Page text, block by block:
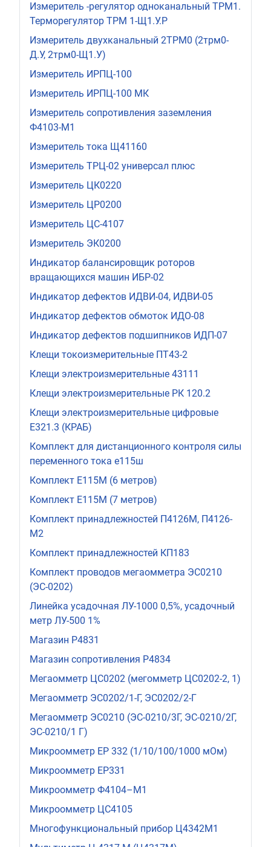
Измеритель -регулятор одноканальный ТРМ1.
Терморегулятор ТРМ 1-Щ1.У.Р
Измеритель двухканальный 2ТРМ0 (2трм0-
Д.У, 2трм0-Щ1.У)
Измеритель ИРПЦ-100
Измеритель ИРПЦ-100 МК
Измеритель сопротивления заземления
Ф4103-М1
Измеритель тока Щ41160
Измеритель ТРЦ-02 универсал плюс
Измеритель ЦК0220
Измеритель ЦР0200
Измеритель ЦС-4107
Измеритель ЭК0200
Индикатор балансировщик роторов
вращающихся машин ИБР-02
Индикатор дефектов ИДВИ-04, ИДВИ-05
Индикатор дефектов обмоток ИДО-08
Индикатор дефектов подшипников ИДП-07
Клещи токоизмерительные ПТ43-2
Клещи электроизмерительные 43111
Клещи электроизмерительные РК 120.2
Клещи электроизмерительные цифровые
Е321.3 (КРАБ)
Комплект для дистанционного контроля силы
переменного тока е115ш
Комплект Е115М (6 метров)
Комплект Е115М (7 метров)
Комплект принадлежностей П4126М, П4126-
М2
Комплект принадлежностей КП183
Комплект проводов мегаомметра ЭС0210
(ЭС-0202)
Линейка усадочная ЛУ-1000 0,5%, усадочный
метр ЛУ-500 1%
Магазин Р4831
Магазин сопротивления Р4834
Мегаомметр ЦС0202 (мегомметр ЦС0202-2, 1)
Мегаомметр ЭС0202/1-Г, ЭС0202/2-Г
Мегаомметр ЭС0210 (ЭС-0210/3Г, ЭС-0210/2Г,
ЭС-0210/1 Г)
Микроомметр ЕР 332 (1/10/100/1000 мОм)
Микроомметр ЕР331
Микроомметр Ф4104–М1
Микроомметр ЦС4105
Многофункциональный прибор Ц4342М1